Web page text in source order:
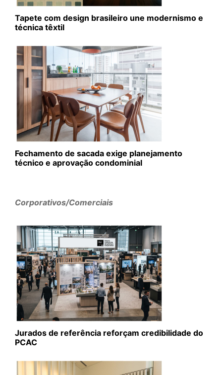
Tapete com design brasileiro une modernismo e
técnica têxtil
Fechamento de sacada exige planejamento
técnico e aprovação condominial
Corporativos/Comerciais
Jurados de referência reforçam credibilidade do
PCAC